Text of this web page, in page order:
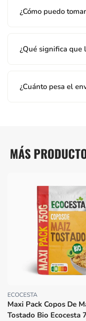
¿Cómo puedo
¿Qué significa que
¿Cuánto pesa el
MÁS
Proveedor:
ECOCESTA
Maxi Pack Copos De
Tostado Bio Ecocesta